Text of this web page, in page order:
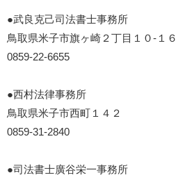
●武良克己司法書士事務所
鳥取県米子市旗ヶ崎２丁目１０-１６
0859-22-6655
●西村法律事務所
鳥取県米子市西町１４２
0859-31-2840
●司法書士廣谷栄一事務所